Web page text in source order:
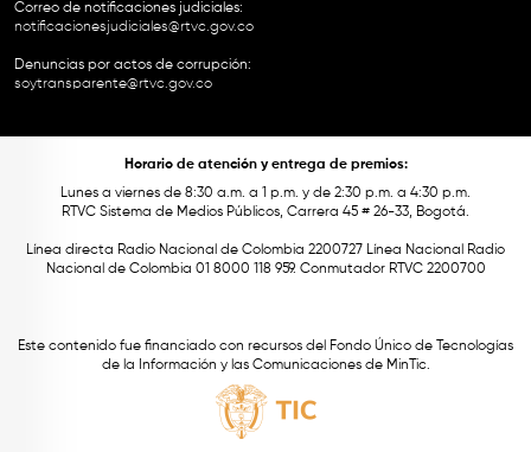
Correo de notificaciones judiciales:
notificacionesjudiciales@rtvc.gov.co
Denuncias por actos de corrupción:
soytransparente@rtvc.gov.co
Horario de atención y entrega de premios:
Lunes a viernes de 8:30 a.m. a 1 p.m. y de 2:30 p.m. a 4:30 p.m.
RTVC Sistema de Medios Públicos, Carrera 45 # 26-33, Bogotá.
Línea directa Radio Nacional de Colombia 2200727 Línea Nacional Radio
Nacional de Colombia 01 8000 118 959. Conmutador RTVC 2200700
Este contenido fue financiado con recursos del Fondo Único de Tecnologías
de la Información y las Comunicaciones de MinTic.